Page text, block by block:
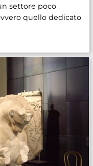
settore poco
quello dedicato